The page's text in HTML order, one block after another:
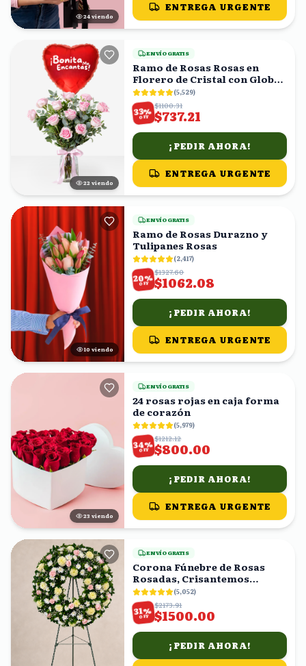
24 viendo
ENTREGA URGENTE
22 viendo
ENVÍO GRATIS
Ramo de Rosas Rosas en
Florero de Cristal con Globo
Corazón
(5,529)
33%
OFF
$1100.31
$737.21
¡PEDIR AHORA!
ENTREGA URGENTE
10 viendo
ENVÍO GRATIS
Ramo de Rosas Durazno y
Tulipanes Rosas
(2,417)
20%
OFF
$1327.60
$1062.08
¡PEDIR AHORA!
ENTREGA URGENTE
22 viendo
ENVÍO GRATIS
24 rosas rojas en caja forma
de corazón
(5,979)
34%
OFF
$1212.12
$800.00
¡PEDIR AHORA!
ENTREGA URGENTE
ENVÍO GRATIS
Corona Fúnebre de Rosas
Rosadas, Crisantemos
Amarillos y Follaje
(5,052)
31%
OFF
$2173.91
$1500.00
¡PEDIR AHORA!